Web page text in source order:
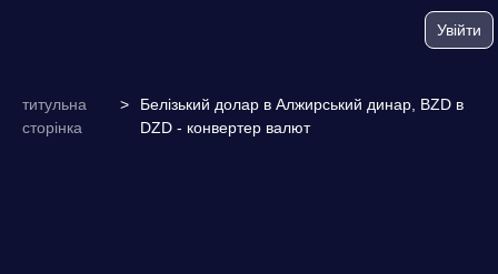
Увійти
титульна
сторінка
>
Белізький долар в Алжирський динар, BZD в
DZD - конвертер валют